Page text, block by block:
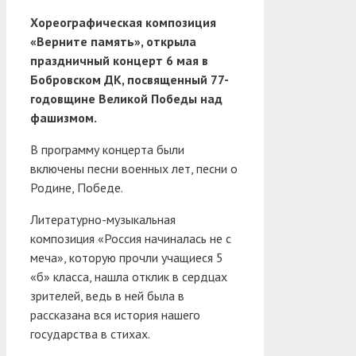
Хореографическая композиция
«Верните память», открыла
праздничный концерт 6 мая в
Бобровском ДК, посвященный 77-
годовщине Великой Победы над
фашизмом.
В программу концерта были
включены песни военных лет, песни о
Родине, Победе.
Литературно-музыкальная
композиция «Россия начиналась не с
меча», которую прочли учащиеся 5
«б» класса, нашла отклик в сердцах
зрителей, ведь в ней была в
рассказана вся история нашего
государства в стихах.